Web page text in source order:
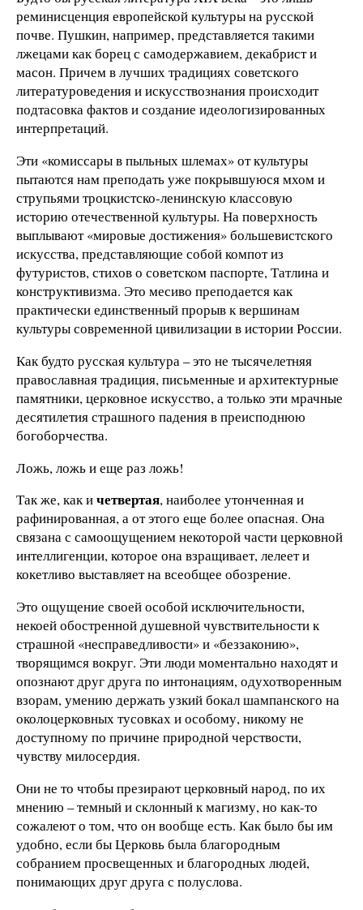
реминисценция европейской культуры на русской
почве. Пушкин, например, представляется такими
лжецами как борец с самодержавием, декабрист и
масон. Причем в лучших традициях советского
литературоведения и искусствознания происходит
подтасовка фактов и создание идеологизированных
интерпретаций.
Эти «комиссары в пыльных шлемах» от культуры
пытаются нам преподать уже покрывшуюся мхом и
струпьями троцкистско-ленинскую классовую
историю отечественной культуры. На поверхность
выплывают «мировые достижения» большевистского
искусства, представляющие собой компот из
футуристов, стихов о советском паспорте, Татлина и
конструктивизма. Это месиво преподается как
практически единственный прорыв к вершинам
культуры современной цивилизации в истории России.
Как будто русская культура – это не тысячелетняя
православная традиция, письменные и архитектурные
памятники, церковное искусство, а только эти мрачные
десятилетия страшного падения в преисподнюю
богоборчества.
Ложь, ложь и еще раз ложь!
Так же, как ичетвертая, наиболее утонченная и
рафинированная, а от этого еще более опасная. Она
связана с самоощущением некоторой части церковной
интеллигенции, которое она взращивает, лелеет и
кокетливо выставляет на всеобщее обозрение.
Это ощущение своей особой исключительности,
некоей обостренной душевной чувствительности к
страшной «несправедливости» и «беззаконию»,
творящимся вокруг. Эти люди моментально находят и
опознают друг друга по интонациям, одухотворенным
взорам, умению держать узкий бокал шампанского на
околоцерковных тусовках и особому, никому не
доступному по причине природной черствости,
чувству милосердия.
Они не то чтобы презирают церковный народ, по их
мнению – темный и склонный к магизму, но как-то
сожалеют о том, что он вообще есть. Как было бы им
удобно, если бы Церковь была благородным
собранием просвещенных и благородных людей,
понимающих друг друга с полуслова.